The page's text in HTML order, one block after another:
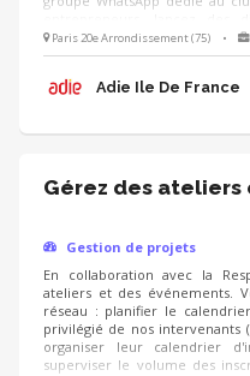
l'entraide entre les
d'engagement des membres
nouvelles thématiques de
Paris 20e Arrondissement (75) •
Adie Ile De France
Gérez des
Gestion de projets
En collaboration avec la
ateliers et des événements.
réseau : planifier le
privilégié de nos intervenants
organiser leur calendrier
superviser le volume des